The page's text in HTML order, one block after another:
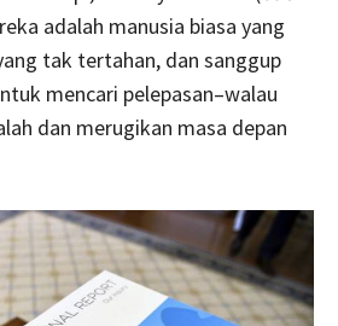
adalah manusia biasa yang
tak tertahan, dan sanggup
mencari pelepasan–walau
dan merugikan masa depan